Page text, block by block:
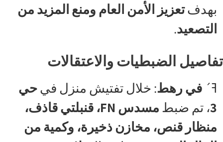
بهدفتعزيز الأمن العام ومنع المزيد من
التصعيد.
تفاصيل الضبطيات والاعتقالات
ߔ´ في رهط: خلال تفتيش منزل فيحي
3، تم ضبط
مسدس FN، قنبلتي قاذف،
منظار قنص، مخازن ذخيرة، وكمية من